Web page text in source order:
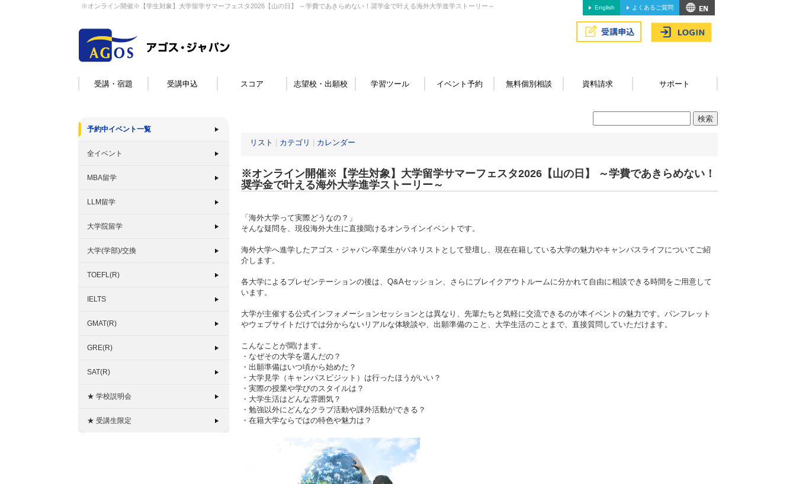
※オンライン開催※【学生対象】大学留学サマーフェスタ2026【山の日】 ～学費であきらめない！奨学金で叶える海外大学進学ストーリー～ English よくあるご質問
受講・宿題 受講申込 スコア 志望校・出願校 学習ツール イベント予約 無料個別相談 資料請求 サポート
予約中イベント一覧
全イベント
MBA留学
LLM留学
大学院留学
大学(学部)/交換
TOEFL(R)
IELTS
GMAT(R)
GRE(R)
SAT(R)
★ 学校説明会
★ 受講生限定
リスト カテゴリ カレンダー
※オンライン開催※【学生対象】大学留学サマーフェスタ2026【山の日】 ～学費であきらめない！
奨学金で叶える海外大学進学ストーリー～
「海外大学って実際どうなの？」
そんな疑問を、現役海外大生に直接聞けるオンラインイベントです。
海外大学へ進学したアゴス・ジャパン卒業生がパネリストとして登壇し、現在在籍している大学の魅力やキャンパスライフについてご紹
介します。
各大学によるプレゼンテーションの後は、Q&Aセッション、さらにブレイクアウトルームに分かれて自由に相談できる時間をご用意して
います。
大学が主催する公式インフォメーションセッションとは異なり、先輩たちと気軽に交流できるのが本イベントの魅力です。パンフレット
やウェブサイトだけでは分からないリアルな体験談や、出願準備のこと、大学生活のことまで、直接質問していただけます。
こんなことが聞けます。
・なぜその大学を選んだの？
・出願準備はいつ頃から始めた？
・大学見学（キャンパスビジット）は行ったほうがいい？
・実際の授業や学びのスタイルは？
・大学生活はどんな雰囲気？
・勉強以外にどんなクラブ活動や課外活動ができる？
・在籍大学ならではの特色や魅力は？